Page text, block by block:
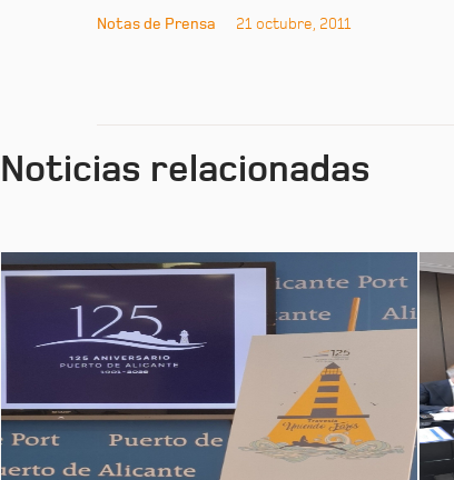
Notas de Prensa 21 octubre, 2011
Noticias relacionadas